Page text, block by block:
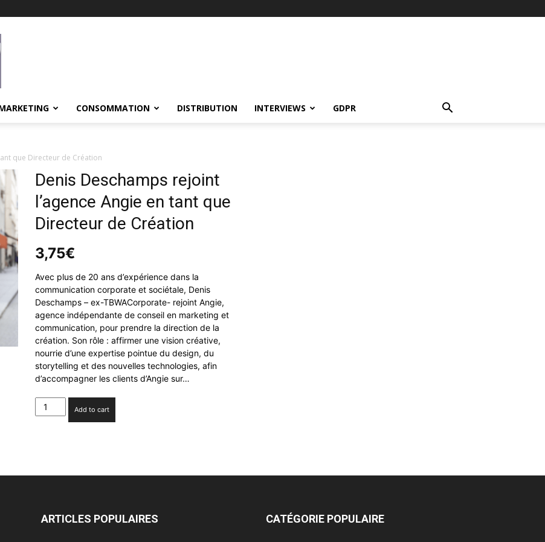
CONSOMMATION DISTRIBUTION INTERVIEWS GDPR
que Directeur de Création
Denis Deschamps rejoint
l’agence Angie en tant que
Directeur de Création
3,75€
Avec plus de 20 ans d’expérience dans la
communication corporate et sociétale, Denis
Deschamps – ex-TBWACorporate- rejoint Angie,
agence indépendante de conseil en marketing et
communication, pour prendre la direction de la
création. Son rôle : affirmer une vision créative,
nourrie d’une expertise pointue du design, du
storytelling et des nouvelles technologies, afin
d’accompagner les clients d’Angie sur…
Denis
Deschamps
de
Add to cart
ARTICLES POPULAIRES CATÉGORIE POPULAIRE